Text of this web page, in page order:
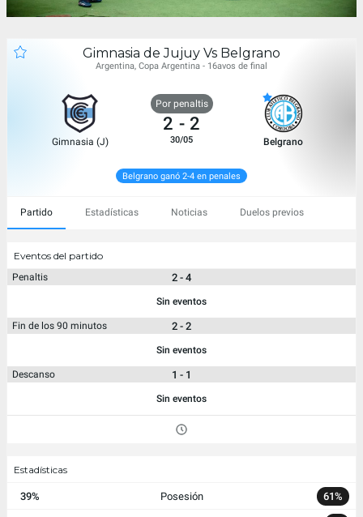
Gimnasia de Jujuy Vs Belgrano
Argentina, Copa Argentina - 16avos de final
Gimnasia (J)
Por penaltis
2 - 2
30/05 Belgrano
Belgrano ganó 2-4 en penales
Partido Estadísticas Noticias Duelos previos
Eventos del partido
Penaltis 2 - 4
Sin eventos
Fin de los 90 minutos 2 - 2
Sin eventos
Descanso 1 - 1
Sin eventos
Estadísticas
39% Posesión 61%